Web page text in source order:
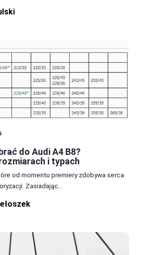
do Audi A4 B8?
i typach
od momentu premiery zdobywa serca
Zasiadając...